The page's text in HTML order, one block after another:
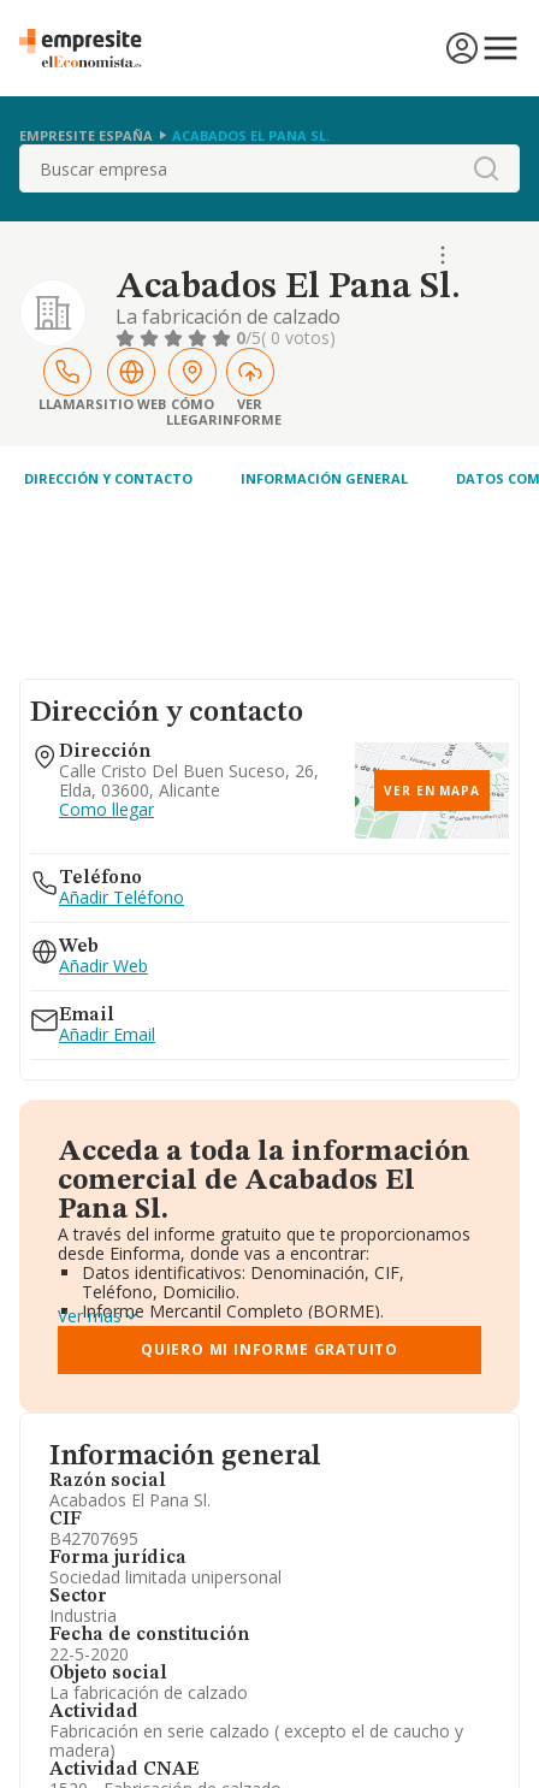
EMPRESITE ESPAÑA ACABADOS EL PANA SL.
Buscar
Acabados El Pana Sl.
La fabricación de calzado
0/5( 0 votos)
LLAMARSITIO WEB CÓMO
LLEGAR
VER
INFORME
DIRECCIÓN Y CONTACTO INFORMACIÓN GENERAL DATOS
Información general
Razón social
Acabados El Pana Sl.
CIF
B42707695
Forma jurídica
Sociedad limitada unipersonal
Sector
Industria
Fecha de constitución
22-5-2020
Objeto social
La fabricación de calzado
Actividad
Fabricación en serie calzado ( excepto el de caucho y
madera)
Actividad CNAE
Dirección y contacto
Dirección
Calle Cristo Del Buen Suceso, 26,
Elda, 03600, Alicante
Como llegar
VER EN MAPA
Teléfono
Añadir Teléfono
Web
Añadir Web
Email
Añadir Email
Acceda a toda la información
comercial de Acabados El
Pana Sl.
A través del informe gratuito que te proporcionamos
desde Einforma, donde vas a encontrar:
Datos identificativos: Denominación, CIF,
Teléfono, Domicilio.
Informe Mercantil Completo (BORME).
Gráficos de Evolución Ventas y Empleados.
Consejo de Administración y Administradores.
Directivos y Ejecutivos.
Información oficial y registral complementaria.
Ver más
QUIERO MI INFORME GRATUITO